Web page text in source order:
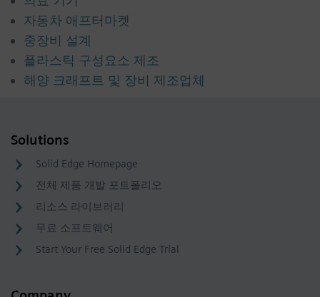
자동차 애프터마켓
중장비 설계
플라스틱 구성요소 제조
해양 크래프트 및 장비 제조업체
Solutions
Solid Edge Homepage
전체 제품 개발 포트폴리오
리소스 라이브러리
무료 소프트웨어
Start Your Free Solid Edge Trial